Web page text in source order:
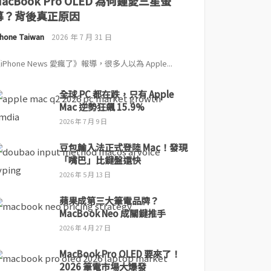
？背後真正原因
Taiwan 2026 年 7 月 31 日
News 愛瘋了》報導，很多人以為 Apple...
全球 PC 都在跌，只有 Apple
Mac 逆勢狂飆 15.9%
2026 年 7 月 9 日
豆包輸入法正式登陸 Mac！發現
「嘴巴」比鍵盤還快
2026 年 5 月 13 日
蘋果成第三大筆電品牌？
MacBook Neo 成關鍵推手
2026 年 4 月 27 日
MacBook Pro OLED 要來了！
2026 筆電市場大爆發